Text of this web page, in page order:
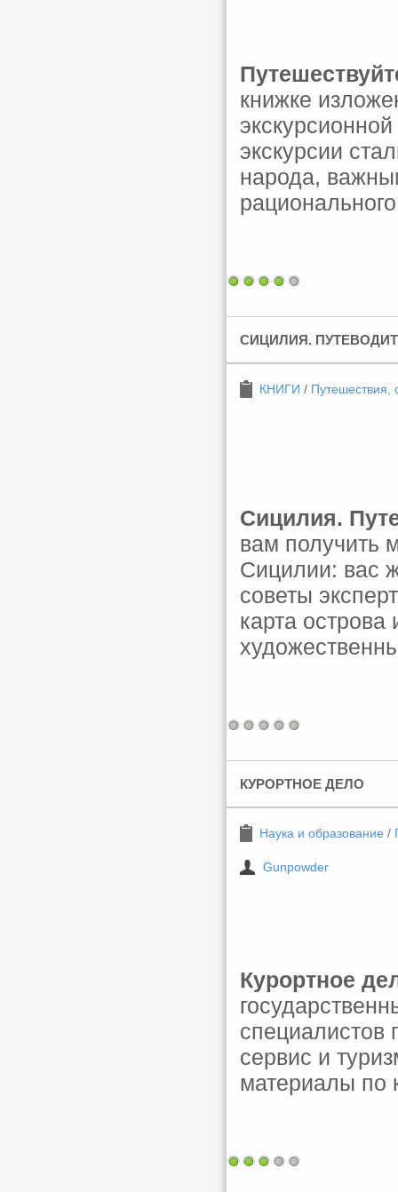
книжке
экскурсии
народа,
СИЦИЛИЯ.
КНИГИ / Путешествия,
Сицилия.
вам получить
Сицилии: вас
советы
карта острова
КУРОРТНОЕ ДЕЛО
Наука и образование /
Gunpowder
Курортное
специалистов
сервис и
материалы по